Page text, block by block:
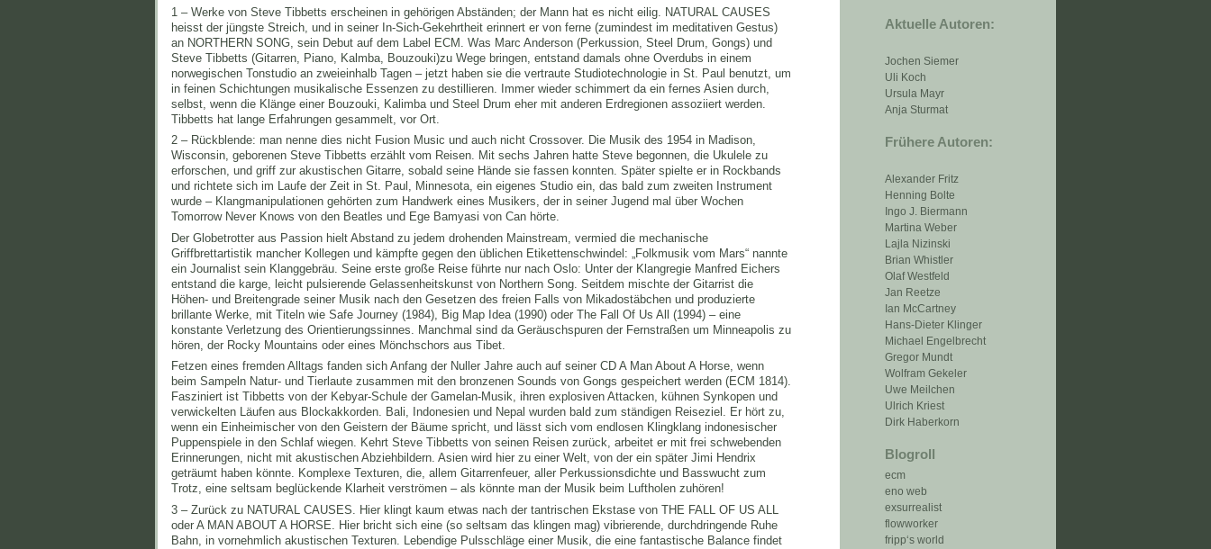
Aktuelle Autoren:
Jochen Siemer
Uli Koch
Ursula Mayr
Anja Sturmat
Frühere Autoren:
Alexander Fritz
Henning Bolte
Ingo J. Biermann
Martina Weber
Lajla Nizinski
Brian Whistler
Olaf Westfeld
Jan Reetze
Ian McCartney
Hans-Dieter Klinger
Michael Engelbrecht
Gregor Mundt
Wolfram Gekeler
Uwe Meilchen
Ulrich Kriest
Dirk Haberkorn
Blogroll
ecm
eno web
exsurrealist
flowworker
fripp‘s world
1 – Werke von Steve Tibbetts erscheinen in gehörigen Abständen; der Mann hat es nicht eilig. NATURAL CAUSES
heisst der jüngste Streich, und in seiner In-Sich-Gekehrtheit erinnert er von ferne (zumindest im meditativen Gestus)
an NORTHERN SONG, sein Debut auf dem Label ECM. Was Marc Anderson (Perkussion, Steel Drum, Gongs) und
Steve Tibbetts (Gitarren, Piano, Kalmba, Bouzouki)zu Wege bringen, entstand damals ohne Overdubs in einem
norwegischen Tonstudio an zweieinhalb Tagen – jetzt haben sie die vertraute Studiotechnologie in St. Paul benutzt, um
in feinen Schichtungen musikalische Essenzen zu destillieren. Immer wieder schimmert da ein fernes Asien durch,
selbst, wenn die Klänge einer Bouzouki, Kalimba und Steel Drum eher mit anderen Erdregionen assoziiert werden.
Tibbetts hat lange Erfahrungen gesammelt, vor Ort.
2 – Rückblende: man nenne dies nicht Fusion Music und auch nicht Crossover. Die Musik des 1954 in Madison,
Wisconsin, geborenen Steve Tibbetts erzählt vom Reisen. Mit sechs Jahren hatte Steve begonnen, die Ukulele zu
erforschen, und griff zur akustischen Gitarre, sobald seine Hände sie fassen konnten. Später spielte er in Rockbands
und richtete sich im Laufe der Zeit in St. Paul, Minnesota, ein eigenes Studio ein, das bald zum zweiten Instrument
wurde – Klangmanipulationen gehörten zum Handwerk eines Musikers, der in seiner Jugend mal über Wochen
Tomorrow Never Knows von den Beatles und Ege Bamyasi von Can hörte.
Der Globetrotter aus Passion hielt Abstand zu jedem drohenden Mainstream, vermied die mechanische
Griffbrettartistik mancher Kollegen und kämpfte gegen den üblichen Etikettenschwindel: „Folkmusik vom Mars“ nannte
ein Journalist sein Klanggebräu. Seine erste große Reise führte nur nach Oslo: Unter der Klangregie Manfred Eichers
entstand die karge, leicht pulsierende Gelassenheitskunst von Northern Song. Seitdem mischte der Gitarrist die
Höhen- und Breitengrade seiner Musik nach den Gesetzen des freien Falls von Mikadostäbchen und produzierte
brillante Werke, mit Titeln wie Safe Journey (1984), Big Map Idea (1990) oder The Fall Of Us All (1994) – eine
konstante Verletzung des Orientierungssinnes. Manchmal sind da Geräuschspuren der Fernstraßen um Minneapolis zu
hören, der Rocky Mountains oder eines Mönchschors aus Tibet.
Fetzen eines fremden Alltags fanden sich Anfang der Nuller Jahre auch auf seiner CD A Man About A Horse, wenn
beim Sampeln Natur- und Tierlaute zusammen mit den bronzenen Sounds von Gongs gespeichert werden (ECM 1814).
Fasziniert ist Tibbetts von der Kebyar-Schule der Gamelan-Musik, ihren explosiven Attacken, kühnen Synkopen und
verwickelten Läufen aus Blockakkorden. Bali, Indonesien und Nepal wurden bald zum ständigen Reiseziel. Er hört zu,
wenn ein Einheimischer von den Geistern der Bäume spricht, und lässt sich vom endlosen Klingklang indonesischer
Puppenspiele in den Schlaf wiegen. Kehrt Steve Tibbetts von seinen Reisen zurück, arbeitet er mit frei schwebenden
Erinnerungen, nicht mit akustischen Abziehbildern. Asien wird hier zu einer Welt, von der ein später Jimi Hendrix
geträumt haben könnte. Komplexe Texturen, die, allem Gitarrenfeuer, aller Perkussionsdichte und Basswucht zum
Trotz, eine seltsam beglückende Klarheit verströmen – als könnte man der Musik beim Luftholen zuhören!
3 – Zurück zu NATURAL CAUSES. Hier klingt kaum etwas nach der tantrischen Ekstase von THE FALL OF US ALL
oder A MAN ABOUT A HORSE. Hier bricht sich eine (so seltsam das klingen mag) vibrierende, durchdringende Ruhe
Bahn, in vornehmlich akustischen Texturen. Lebendige Pulsschläge einer Musik, die eine fantastische Balance findet